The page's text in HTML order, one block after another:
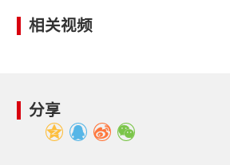
相关视频
分享